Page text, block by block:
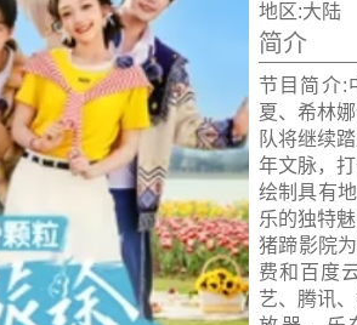
地区:大陆
简介
节目简介:
夏、希林
队将继续
年文脉，
绘制具有
乐的独特魅
猪蹄影院
费和百度
艺、腾讯